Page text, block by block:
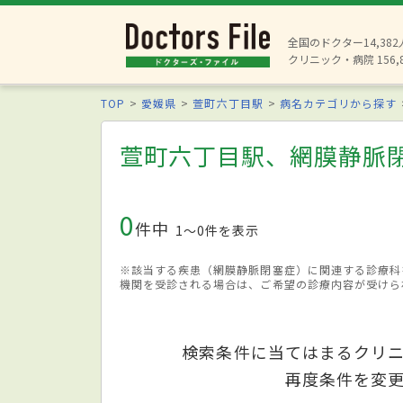
全国のドクター14,382
クリニック・病院
TOP 愛媛県 萱町六丁目駅 病名カテゴリから探す
萱町六丁目駅、網膜静脈
0件中 1〜0件を表示
※該当する疾患（網膜静脈閉塞症）に関連する診療
機関を受診される場合は、ご希望の診療内容が受け
検索条件に当てはまるクリ
再度条件を変